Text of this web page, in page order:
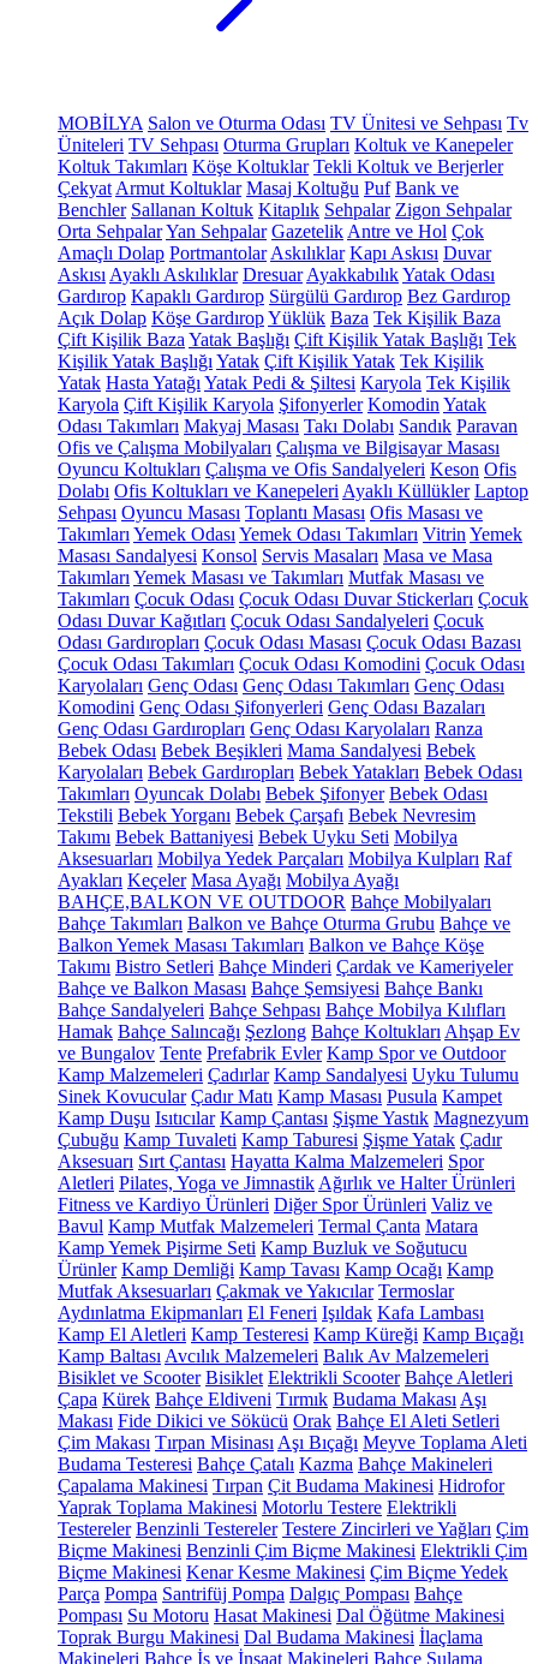
MOBİLYA Salon ve Oturma Odası TV Ünitesi ve Sehpası Tv
Üniteleri TV Sehpası Oturma Grupları Koltuk ve Kanepeler
Koltuk Takımları Köşe Koltuklar Tekli Koltuk ve Berjerler
Çekyat Armut Koltuklar Masaj Koltuğu Puf Bank ve
Benchler Sallanan Koltuk Kitaplık Sehpalar Zigon Sehpalar
Orta SehpalarYan Sehpalar Gazetelik Antre ve Hol Çok
Amaçlı Dolap Portmantolar Askılıklar Kapı Askısı Duvar
Askısı Ayaklı Askılıklar Dresuar AyakkabılıkYatak Odası
Gardırop Kapaklı Gardırop Sürgülü Gardırop Bez Gardırop
Açık Dolap Köşe GardıropYüklük Baza Tek Kişilik Baza
Çift Kişilik Baza Yatak Başlığı Çift Kişilik Yatak Başlığı Tek
Kişilik Yatak Başlığı Yatak Çift Kişilik Yatak Tek Kişilik
Yatak Hasta Yatağı Yatak Pedi & Şiltesi Karyola Tek Kişilik
Karyola Çift Kişilik Karyola Şifonyerler Komodin Yatak
Odası Takımları Makyaj Masası Takı Dolabı Sandık Paravan
Ofis ve Çalışma Mobilyaları Çalışma ve Bilgisayar Masası
Oyuncu Koltukları Çalışma ve Ofis Sandalyeleri Keson Ofis
Dolabı Ofis Koltukları ve Kanepeleri Ayaklı Küllükler Laptop
Sehpası Oyuncu Masası Toplantı Masası Ofis Masası ve
Takımları Yemek Odası Yemek Odası Takımları Vitrin Yemek
Masası Sandalyesi Konsol Servis Masaları Masa ve Masa
Takımları Yemek Masası ve Takımları Mutfak Masası ve
Takımları Çocuk Odası Çocuk Odası Duvar Stickerları Çocuk
Odası Duvar Kağıtları Çocuk Odası Sandalyeleri Çocuk
Odası Gardıropları Çocuk Odası Masası Çocuk Odası Bazası
Çocuk Odası Takımları Çocuk Odası Komodini Çocuk Odası
Karyolaları Genç Odası Genç Odası Takımları Genç Odası
Komodini Genç Odası Şifonyerleri Genç Odası Bazaları
Genç Odası Gardıropları Genç Odası Karyolaları Ranza
Bebek Odası Bebek Beşikleri Mama Sandalyesi Bebek
Karyolaları Bebek Gardıropları Bebek Yatakları Bebek Odası
Takımları Oyuncak Dolabı Bebek Şifonyer Bebek Odası
Tekstili Bebek Yorganı Bebek Çarşafı Bebek Nevresim
Takımı Bebek Battaniyesi Bebek Uyku Seti Mobilya
Aksesuarları Mobilya Yedek Parçaları Mobilya Kulpları Raf
Ayakları Keçeler Masa Ayağı Mobilya Ayağı
BAHÇE,BALKON VE OUTDOOR Bahçe Mobilyaları
Bahçe Takımları Balkon ve Bahçe Oturma Grubu Bahçe ve
Balkon Yemek Masası Takımları Balkon ve Bahçe Köşe
Takımı Bistro Setleri Bahçe Minderi Çardak ve Kameriyeler
Bahçe ve Balkon Masası Bahçe Şemsiyesi Bahçe Bankı
Bahçe Sandalyeleri Bahçe Sehpası Bahçe Mobilya Kılıfları
Hamak Bahçe Salıncağı Şezlong Bahçe Koltukları Ahşap Ev
ve Bungalov Tente Prefabrik Evler Kamp Spor ve Outdoor
Kamp Malzemeleri Çadırlar Kamp Sandalyesi Uyku Tulumu
Sinek Kovucular Çadır Matı Kamp Masası Pusula Kampet
Kamp Duşu Isıtıcılar Kamp Çantası Şişme Yastık Magnezyum
Çubuğu Kamp Tuvaleti Kamp Taburesi Şişme Yatak Çadır
Aksesuarı Sırt Çantası Hayatta Kalma Malzemeleri Spor
Aletleri Pilates, Yoga ve Jimnastik Ağırlık ve Halter Ürünleri
Fitness ve Kardiyo Ürünleri Diğer Spor Ürünleri Valiz ve
Bavul Kamp Mutfak Malzemeleri Termal Çanta Matara
Kamp Yemek Pişirme Seti Kamp Buzluk ve Soğutucu
Ürünler Kamp Demliği Kamp Tavası Kamp Ocağı Kamp
Mutfak Aksesuarları Çakmak ve Yakıcılar Termoslar
Aydınlatma Ekipmanları El Feneri Işıldak Kafa Lambası
Kamp El Aletleri Kamp Testeresi Kamp Küreği Kamp Bıçağı
Kamp Baltası Avcılık Malzemeleri Balık Av Malzemeleri
Bisiklet ve Scooter Bisiklet Elektrikli Scooter Bahçe Aletleri
Çapa Kürek Bahçe Eldiveni Tırmık Budama Makası Aşı
Makası Fide Dikici ve Sökücü Orak Bahçe El Aleti Setleri
Çim Makası Tırpan Misinası Aşı Bıçağı Meyve Toplama Aleti
Budama Testeresi Bahçe Çatalı Kazma Bahçe Makineleri
Çapalama Makinesi Tırpan Çit Budama Makinesi Hidrofor
Yaprak Toplama Makinesi Motorlu Testere Elektrikli
Testereler Benzinli Testereler Testere Zincirleri ve Yağları Çim
Biçme Makinesi Benzinli Çim Biçme Makinesi Elektrikli Çim
Biçme Makinesi Kenar Kesme Makinesi Çim Biçme Yedek
Parça Pompa Santrifüj Pompa Dalgıç Pompası Bahçe
Pompası Su Motoru Hasat Makinesi Dal Öğütme Makinesi
Toprak Burgu Makinesi Dal Budama Makinesi İlaçlama
Makineleri Bahçe İş ve İnşaat Makineleri Bahçe Sulama